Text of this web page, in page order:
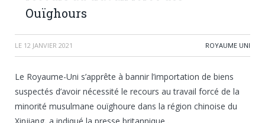
Ouïghours
LE 12 JANVIER 2021 ROYAUME UNI
Le Royaume-Uni s’apprête à bannir l’importation de biens
suspectés d’avoir nécessité le recours au travail forcé de la
minorité musulmane ouïghoure dans la région chinoise du